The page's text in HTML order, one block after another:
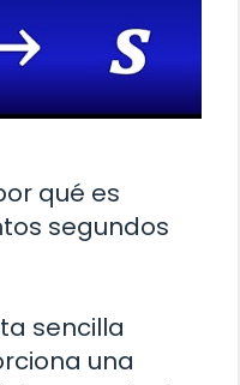
qué es
segundos
sencilla
una